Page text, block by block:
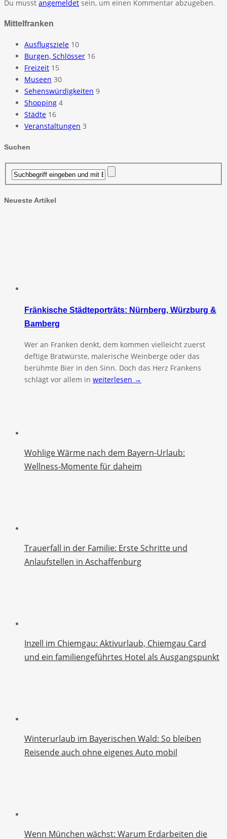
Du musst angemeldet sein, um einen Kommentar abzugeben.
Mittelfranken
Ausflugsziele 10
Burgen, Schlösser 16
Freizeit 15
Museen 30
Sehenswürdigkeiten 9
Shopping 4
Städte 16
Veranstaltungen 3
Suchen
Neueste Artikel
Fränkische Städteporträts: Nürnberg, Würzburg &
Bamberg
Wer an Franken denkt, dem kommen vielleicht zuerst
deftige Bratwürste, malerische Weinberge oder das
berühmte Bier in den Sinn. Doch das Herz Frankens
schlägt vor allem in weiterlesen →
Wohlige Wärme nach dem Bayern-Urlaub:
Wellness-Momente für daheim
Trauerfall in der Familie: Erste Schritte und
Anlaufstellen in Aschaffenburg
Inzell im Chiemgau: Aktivurlaub, Chiemgau Card
und ein familiengeführtes Hotel als Ausgangspunkt
Winterurlaub im Bayerischen Wald: So bleiben
Reisende auch ohne eigenes Auto mobil
Wenn München wächst: Warum Erdarbeiten die